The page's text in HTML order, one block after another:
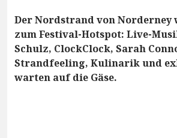
Der Nordstrand von Norderney
zum Festival-Hotspot: Live-
Schulz, ClockClock, Sarah
Strandfeeling, Kulinarik und
warten auf die Gäse.